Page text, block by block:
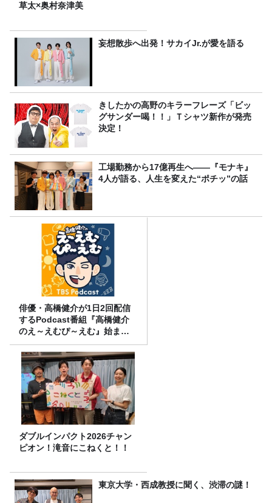
草太×奥村奈津美
妄想散歩へ出発！サカイJr.が愛を語る
きしたかの高野のキラーフレーズ「ビッ
グサンダー喝！！」Ｔシャツ新作が発売
決定！
工場勤務から17億再生へ——『モナキ』
4人が語る、人生を変えた“ポチッ”の話
俳優・高橋健介が1日2回配信
するPodcast番組『高橋健介
のえ～えむぴ～えむ』始まり
ます
ダブルインパクト2026チャン
ピオン！滝音にこねくと！！
東京大学・西成教授に聞く、渋滞の謎！